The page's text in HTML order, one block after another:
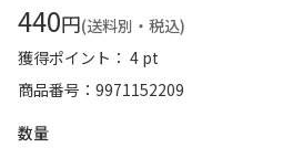
440円(送料別・税込)
獲得ポイント： 4 pt
商品番号
9971152209
数量